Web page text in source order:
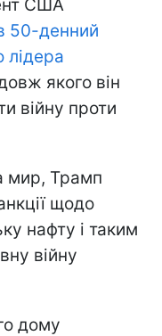
США
50-денний
лідера
якого він
війну проти
мир, Трамп
щодо
нафту і таким
війну
дому